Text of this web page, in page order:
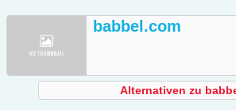
babbel.com
Alternativen zu